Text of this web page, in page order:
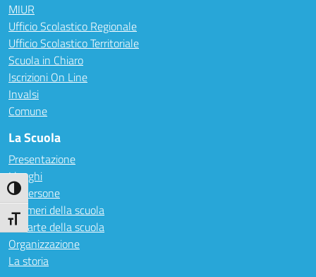
Attiva/disattiva alto contrasto
Attiva/disattiva dimensione testo
MIUR
Ufficio Scolastico Regionale
Ufficio Scolastico Territoriale
Scuola in Chiaro
Iscrizioni On Line
Invalsi
Comune
La Scuola
Presentazione
I luoghi
Le persone
I numeri della scuola
Le carte della scuola
Organizzazione
La storia